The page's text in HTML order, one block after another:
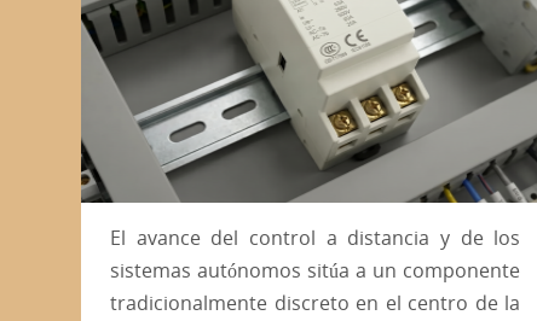
El avance del control a distancia y de los
sistemas autónomos sitúa a un componente
tradicionalmente discreto en el centro de la
El papel de Hugo Morales García en la
relación entre la banca mexicana y sus
reguladores